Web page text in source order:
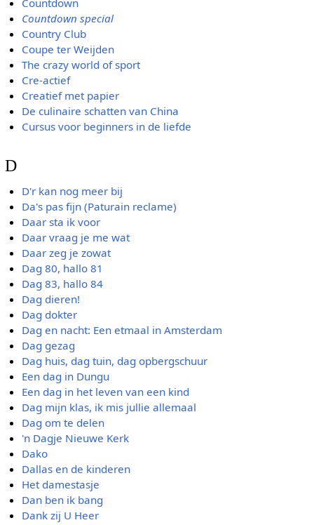
Countdown
Countdown special
Country Club
Coupe ter Weijden
The crazy world of sport
Cre-actief
Creatief met papier
De culinaire schatten van China
Cursus voor beginners in de liefde
D
D'r kan nog meer bij
Da's pas fijn (Paturain reclame)
Daar sta ik voor
Daar vraag je me wat
Daar zeg je zowat
Dag 80, hallo 81
Dag 83, hallo 84
Dag dieren!
Dag dokter
Dag en nacht: Een etmaal in Amsterdam
Dag gezag
Dag huis, dag tuin, dag opbergschuur
Een dag in Dungu
Een dag in het leven van een kind
Dag mijn klas, ik mis jullie allemaal
Dag om te delen
'n Dagje Nieuwe Kerk
Dako
Dallas en de kinderen
Het damestasje
Dan ben ik bang
Dank zij U Heer